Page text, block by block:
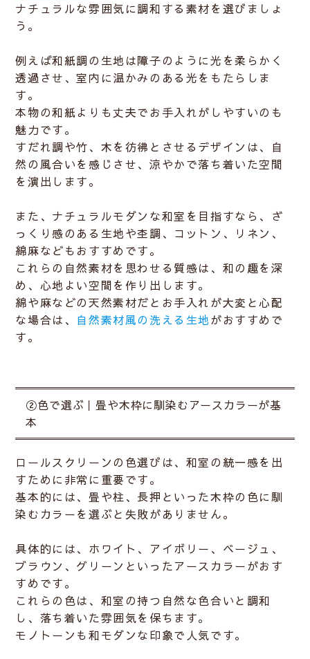
ナチュラルな雰囲気に調和する素材を選びましょ
う。
例えば和紙調の生地は障子のように光を柔らかく
透過させ、室内に温かみのある光をもたらしま
す。
本物の和紙よりも丈夫でお手入れがしやすいのも
魅力です。
すだれ調や竹、木を彷彿とさせるデザインは、自
然の風合いを感じさせ、涼やかで落ち着いた空間
を演出します。
また、ナチュラルモダンな和室を目指すなら、 ざ
っくり感のある生地や杢調、コットン、リネン、
綿麻などもおすすめです。
これらの自然素材を思わせる質感は、和の趣を深
め、心地よい空間を作り出します。
綿や麻などの天然素材だとお手入れが大変と心配
な場合は、 自然素材風の洗える生地がおすすめで
す。
②色で選ぶ｜畳や木枠に馴染むアースカラーが基
本
ロールスクリーンの色選びは、和室の統一感を出
すために非常に重要です。
基本的には、畳や柱、長押といった木枠の色に馴
染むカラーを選ぶと失敗がありません。
具体的には、 ホワイト、アイボリー、ベージュ、
ブラウン、グリーンといったアースカラーがおす
すめです。
これらの色は、和室の持つ自然な色合いと調和
し、落ち着いた雰囲気を保ちます。
モノトーン も和モダンな印象で人気です。